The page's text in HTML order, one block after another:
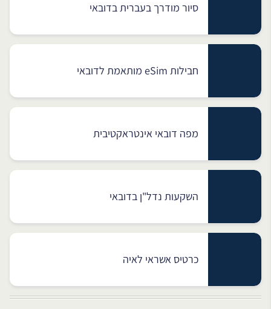
סיור מודרך בעברית בדובאי
חבילות eSim מותאמת לדובאי
מפה דובאי אינטראקטיבית
השקעות נדל"ן בדובאי
כרטיס אשראי לאיה